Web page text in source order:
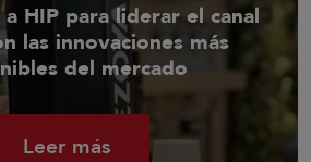
HIP para liderar el canal
las innovaciones más
del mercado
Leer más